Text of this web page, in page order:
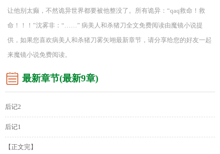
让他别太癫，不然诡异世界都要被他整没了。所有诡异：“qaq救命！救
命！！！”沈雾非：“……” 病美人和杀猪刀全文免费阅读由魔镜小说提
供，如果您喜欢病美人和杀猪刀雾矢翊最新章节，请分享给您的好友一起
来魔镜小说免费阅读。
最新章节(最新9章)
后记2
后记1
【正文完】